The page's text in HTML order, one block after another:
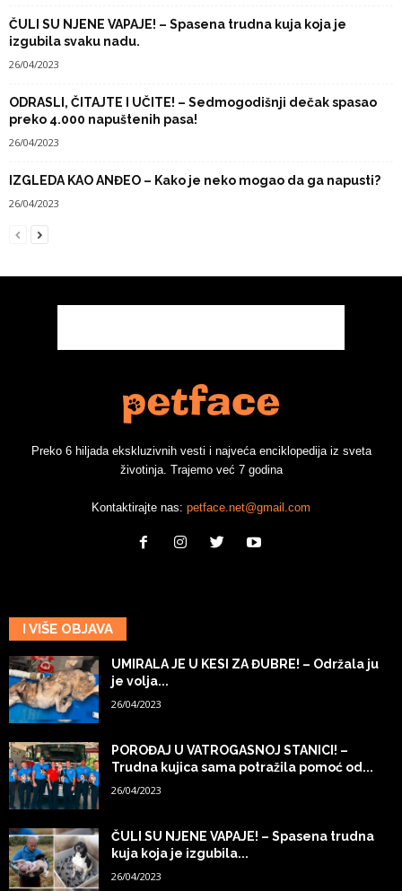
ČULI SU NJENE VAPAJE! – Spasena trudna kuja koja je
izgubila svaku nadu.
26/04/2023
ODRASLI, ČITAJTE I UČITE! – Sedmogodišnji dečak spasao
preko 4.000 napuštenih pasa!
26/04/2023
IZGLEDA KAO ANĐEO – Kako je neko mogao da ga napusti?
26/04/2023
Preko 6 hiljada ekskluzivnih vesti i najveća enciklopedija iz sveta
životinja. Trajemo već 7 godina
Kontaktirajte nas: petface.net@gmail.com
I VIŠE OBJAVA
UMIRALA JE U KESI ZA ĐUBRE! – Održala ju
je volja...
26/04/2023
POROĐAJ U VATROGASNOJ STANICI! –
Trudna kujica sama potražila pomoć od...
26/04/2023
ČULI SU NJENE VAPAJE! – Spasena trudna
kuja koja je izgubila...
26/04/2023